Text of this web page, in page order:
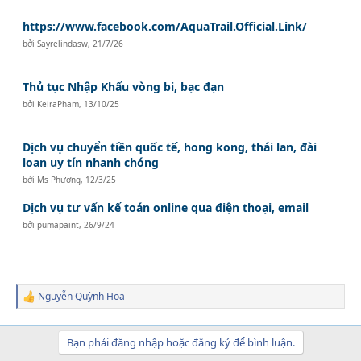
https://www.facebook.com/AquaTrail.Official.Link/
bởiSayrelindasw, 21/7/26
Thủ tục Nhập Khẩu vòng bi, bạc đạn
bởi KeiraPham, 13/10/25
Dịch vụ chuyển tiền quốc tế, hong kong, thái lan, đài
loan uy tín nhanh chóng
bởi Ms Phương, 12/3/25
Dịch vụ tư vấn kế toán online qua điện thoại, email
bởipumapaint, 26/9/24
R
a
Nguyễn Quỳnh Hoa
Bạn phải đăng nhập hoặc đăng ký để bình luận.